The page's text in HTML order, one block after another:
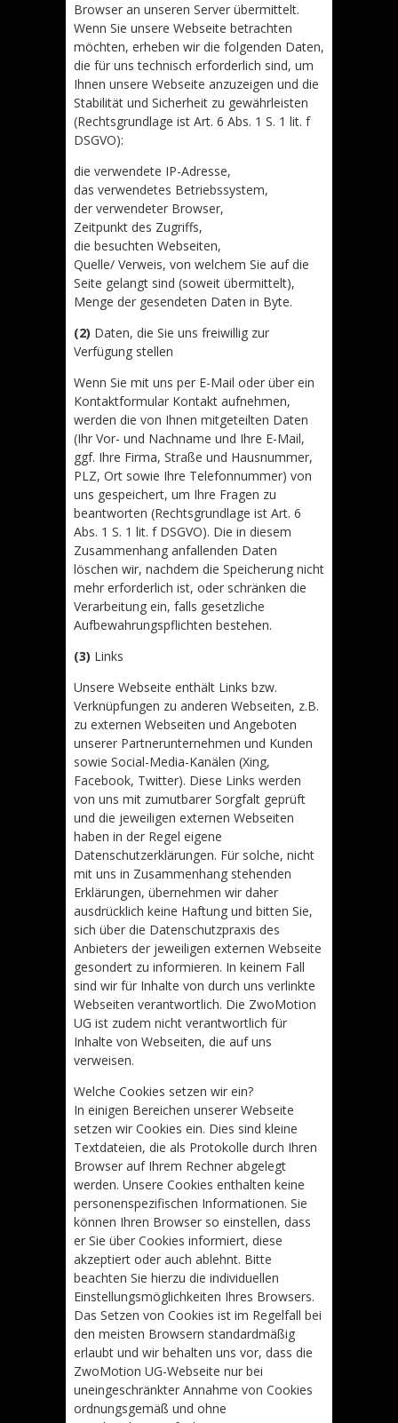
Browser an unseren Server übermittelt.
Wenn Sie unsere Webseite betrachten
möchten, erheben wir die folgenden Daten,
die für uns technisch erforderlich sind, um
Ihnen unsere Webseite anzuzeigen und die
Stabilität und Sicherheit zu gewährleisten
(Rechtsgrundlage ist Art. 6 Abs. 1 S. 1 lit. f
DSGVO):
die verwendete IP-Adresse,
das verwendetes Betriebssystem,
der verwendeter Browser,
Zeitpunkt des Zugriffs,
die besuchten Webseiten,
Quelle/ Verweis, von welchem Sie auf die
Seite gelangt sind (soweit übermittelt),
Menge der gesendeten Daten in Byte.
(2) Daten, die Sie uns freiwillig zur
Verfügung stellen
Wenn Sie mit uns per E-Mail oder über ein
Kontaktformular Kontakt aufnehmen,
werden die von Ihnen mitgeteilten Daten
(Ihr Vor- und Nachname und Ihre E-Mail,
ggf. Ihre Firma, Straße und Hausnummer,
PLZ, Ort sowie Ihre Telefonnummer) von
uns gespeichert, um Ihre Fragen zu
beantworten (Rechtsgrundlage ist Art. 6
Abs. 1 S. 1 lit. f DSGVO). Die in diesem
Zusammenhang anfallenden Daten
löschen wir, nachdem die Speicherung nicht
mehr erforderlich ist, oder schränken die
Verarbeitung ein, falls gesetzliche
Aufbewahrungspflichten bestehen.
(3) Links
Unsere Webseite enthält Links bzw.
Verknüpfungen zu anderen Webseiten, z.B.
zu externen Webseiten und Angeboten
unserer Partnerunternehmen und Kunden
sowie Social-Media-Kanälen (Xing,
Facebook, Twitter). Diese Links werden
von uns mit zumutbarer Sorgfalt geprüft
und die jeweiligen externen Webseiten
haben in der Regel eigene
Datenschutzerklärungen. Für solche, nicht
mit uns in Zusammenhang stehenden
Erklärungen, übernehmen wir daher
ausdrücklich keine Haftung und bitten Sie,
sich über die Datenschutzpraxis des
Anbieters der jeweiligen externen Webseite
gesondert zu informieren. In keinem Fall
sind wir für Inhalte von durch uns verlinkte
Webseiten verantwortlich. Die ZwoMotion
UG ist zudem nicht verantwortlich für
Inhalte von Webseiten, die auf uns
verweisen.
Welche Cookies setzen wir ein?
In einigen Bereichen unserer Webseite
setzen wir Cookies ein. Dies sind kleine
Textdateien, die als Protokolle durch Ihren
Browser auf Ihrem Rechner abgelegt
werden. Unsere Cookies enthalten keine
personenspezifischen Informationen. Sie
können Ihren Browser so einstellen, dass
er Sie über Cookies informiert, diese
akzeptiert oder auch ablehnt. Bitte
beachten Sie hierzu die individuellen
Einstellungsmöglichkeiten Ihres Browsers.
Das Setzen von Cookies ist im Regelfall bei
den meisten Browsern standardmäßig
erlaubt und wir behalten uns vor, dass die
ZwoMotion UG-Webseite nur bei
uneingeschränkter Annahme von Cookies
ordnungsgemäß und ohne